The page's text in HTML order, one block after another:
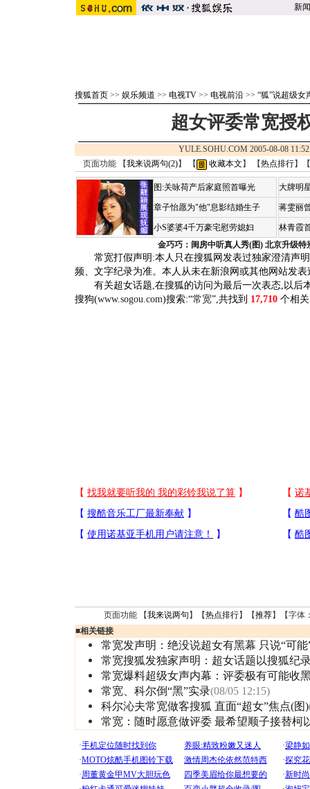
新闻
搜狐首页 >> 娱乐频道 >> 电视TV >> 电视前沿 >> “狐”说超级女
超女评委常宽授
YULE.SOHU.COM 2005-08-08
页面功能 【我来说两句(2)】 【 收藏本文 】 【热点排行】【
图:关咏荷产后家庭照首曝光
章子怡愿为"他"息影结婚生子
小S婆婆4千万豪宅慰劳媳妇
大牌明
蒋雯丽
林青霞
金巧巧：闺房中听真人秀(图) 北京升级特
常宽打假声明:本人只在搜狐网发表过独家澄清声明
频、文字纪录为准。本人从未在新浪网或其他网站发
有关超女话题,在搜狐的访问为最后一次表态,以后
搜狗(www.sogou.com)搜索:“常宽”,共找到 17,710 个相
页面功能 【我来说两句 】【热点排行】【推荐】【字体
■相关链接
常宽发声明：绝没说超女有黑幕 只说“可能
常宽搜狐发独家声明：超女话题以搜狐纪
常宽爆料超级女声内幕：评委极有可能收
常宽、科尔倒“黑”实录(08/05 12:15)
科尔沁夫常宽做客搜狐 直面“超女”焦点(图)
常宽：随时愿意做评委 最希望顺子接替柯